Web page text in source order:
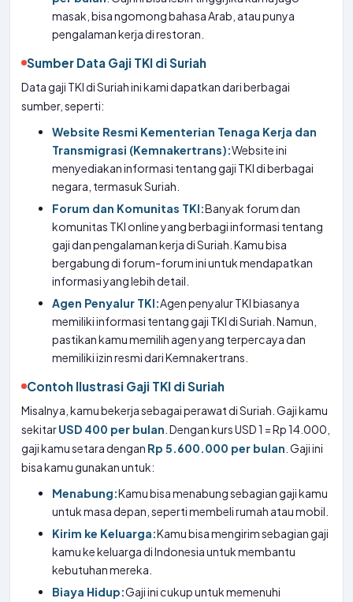
masak, bisa ngomong bahasa Arab, atau punya
pengalaman kerja di restoran.
Sumber Data Gaji TKI di Suriah
Data gaji TKI di Suriah ini kami dapatkan dari berbagai
sumber, seperti:
Website Resmi Kementerian Tenaga Kerja dan
Transmigrasi (Kemnakertrans):Website ini
menyediakan informasi tentang gaji TKI di berbagai
negara, termasuk Suriah.
Forum dan Komunitas TKI:Banyak forum dan
komunitas TKI online yang berbagi informasi tentang
gaji dan pengalaman kerja di Suriah. Kamu bisa
bergabung di forum-forum ini untuk mendapatkan
informasi yang lebih detail.
Agen Penyalur TKI:Agen penyalur TKI biasanya
memiliki informasi tentang gaji TKI di Suriah. Namun,
pastikan kamu memilih agen yang terpercaya dan
memiliki izin resmi dari Kemnakertrans.
Contoh Ilustrasi Gaji TKI di Suriah
Misalnya, kamu bekerja sebagai perawat di Suriah. Gaji kamu
sekitarUSD 400 per bulan . Dengan kurs USD 1 = Rp 14.000,
gaji kamu setara dengan Rp 5.600.000 per bulan . Gaji ini
bisa kamu gunakan untuk:
Menabung:Kamu bisa menabung sebagian gaji kamu
untuk masa depan, seperti membeli rumah atau mobil.
Kirim ke Keluarga:Kamu bisa mengirim sebagian gaji
kamu ke keluarga di Indonesia untuk membantu
kebutuhan mereka.
Biaya Hidup:Gaji ini cukup untuk memenuhi